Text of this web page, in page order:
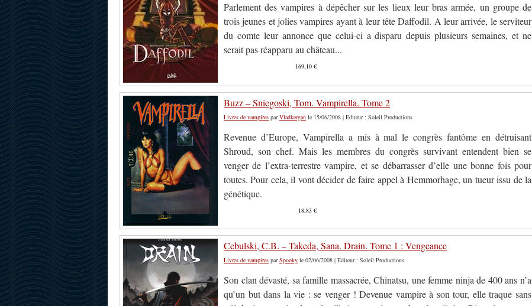
Parlement des vampires à dépêcher sur les lieux leur bras armée, un groupe de
trois jeunes et jolies vampires ayant à leur tête Daffodil. A leur arrivée, le serviteur
du comte leur annonce que celui-ci a disparu depuis plusieurs semaines, et ne
serait pas réapparu au château...
169,10 €
Buzz – Sniegoski, Tom. Vampirella. Tome 2
Livres de vampires parVladkergan le 15/06/2008 | Editeur : Soleil Productions
Revenue d’Europe, Vampirella a mis à mal le congrès fantôme en détruisant
Shroud, son chef. Mais les membres du congrès survivant entendent bien se
venger de l’extra-terrestre vampire, et se débarrasser d’elle une bonne fois pour
toutes. Pour cela, il vont décider de faire appel à Hemmorhage, un tueur issu de la
génétique.
18,83 €
Cebulski, C.B. – Takeda, Sana. Drain. Tome 1 : Vengeance
Livres de vampires parSpooky le 02/06/2008 | Editeur : Soleil Productions
Son clan dévasté, sa famille massacrée, Chinatsu, une femme ninja de 400 ans n’a
qu’un but dans la vie : se venger ! Devenue vampire à son tour, elle traque sans